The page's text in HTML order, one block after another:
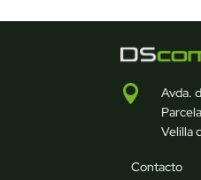

Avda.
Velilla
Contacto